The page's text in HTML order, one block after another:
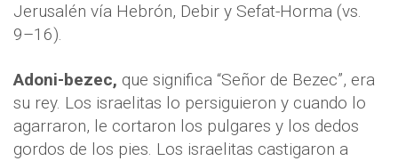
Jerusalén vía Hebrón, Debir y Sefat-Horma (vs.
9–16).
Adoni-bezec, que significa “Señor de Bezec”, era
su rey. Los israelitas lo persiguieron y cuando lo
agarraron, le cortaron los pulgares y los dedos
gordos de los pies. Los israelitas castigaron a